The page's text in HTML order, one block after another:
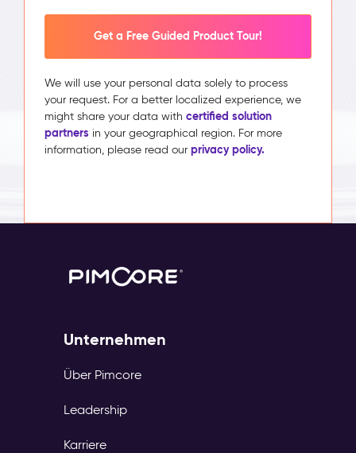
Get a Free Guided Product Tour!
We will use your personal data solely to process
your request. For a better localized experience, we
might share your data with certified solution
partners in your geographical region. For more
information, please read our privacy policy.
Unternehmen
Über Pimcore
Leadership
Karriere